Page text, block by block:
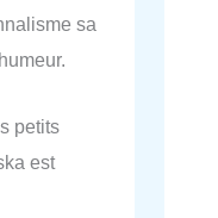
sa
petits
est